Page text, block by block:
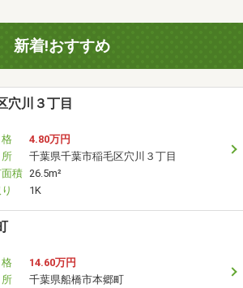
新着!おすすめ
穴川３丁目
4.80万円
千葉県千葉市稲毛区穴川３丁目
積 26.5m²
1K
14.60万円
千葉県船橋市本郷町